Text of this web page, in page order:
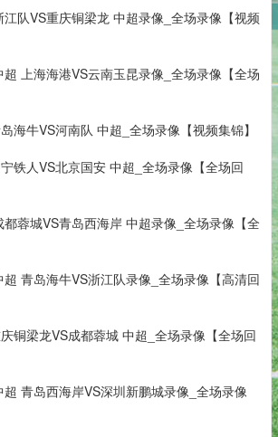
队VS重庆铜梁龙 中超录像_全场录像【视频
上海海港VS云南玉昆录像_全场录像【全场
海牛VS河南队 中超_全场录像【视频集锦】
铁人VS北京国安 中超_全场录像【全场回
蓉城VS青岛西海岸 中超录像_全场录像【全
青岛海牛VS浙江队录像_全场录像【高清回
铜梁龙VS成都蓉城 中超_全场录像【全场回
青岛西海岸VS深圳新鹏城录像_全场录像